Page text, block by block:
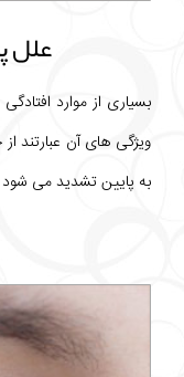
علل
بسیاری از موارد
ویژگی های آن عبارتند
به پایین تشدید می